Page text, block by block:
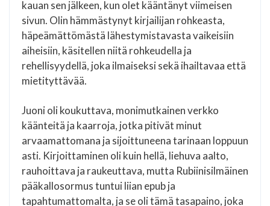
kauan sen jälkeen, kun olet kääntänyt viimeisen
sivun. Olin hämmästynyt kirjailijan rohkeasta,
häpeämättömästä lähestymistavasta vaikeisiin
aiheisiin, käsitellen niitä rohkeudella ja
rehellisyydellä, joka ilmaiseksi sekä ihailtavaa että
mietityttävää.
Juoni oli koukuttava, monimutkainen verkko
käänteitä ja kaarroja, jotka pitivät minut
arvaamattomana ja sijoittuneena tarinaan loppuun
asti. Kirjoittaminen oli kuin hellä, liehuva aalto,
rauhoittava ja raukeuttava, mutta Rubiinisilmäinen
pääkallosormus tuntui liian epub ja
tapahtumattomalta, ja se oli tämä tasapaino, joka